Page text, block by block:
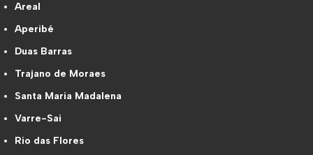
Areal
Aperibé
Duas Barras
Trajano de Moraes
Santa Maria Madalena
Varre-Sai
Rio das Flores